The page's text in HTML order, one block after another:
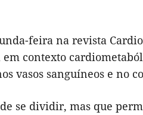
feira na revista
contexto
vasos sanguíneos e no
se dividir, mas que